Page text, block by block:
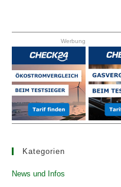
Werbung
Kategorien
News und Infos